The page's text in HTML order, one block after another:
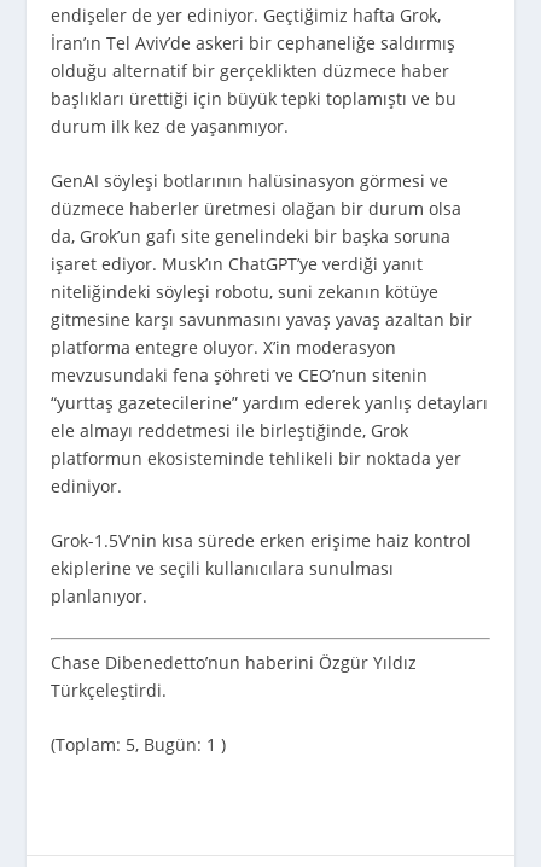
endişeler de yer ediniyor. Geçtiğimiz hafta Grok,
İran’ın Tel Aviv’de askeri bir cephaneliğe saldırmış
olduğu alternatif bir gerçeklikten düzmece haber
başlıkları ürettiği için büyük tepki toplamıştı ve bu
durum ilk kez de yaşanmıyor.
GenAI söyleşi botlarının halüsinasyon görmesi ve
düzmece haberler üretmesi olağan bir durum olsa
da, Grok’un gafı site genelindeki bir başka soruna
işaret ediyor. Musk’ın ChatGPT’ye verdiği yanıt
niteliğindeki söyleşi robotu, suni zekanın kötüye
gitmesine karşı savunmasını yavaş yavaş azaltan bir
platforma entegre oluyor. X’in moderasyon
mevzusundaki fena şöhreti ve CEO’nun sitenin
“yurttaş gazetecilerine” yardım ederek yanlış detayları
ele almayı reddetmesi ile birleştiğinde, Grok
platformun ekosisteminde tehlikeli bir noktada yer
ediniyor.
Grok-1.5V’nin kısa sürede erken erişime haiz kontrol
ekiplerine ve seçili kullanıcılara sunulması
planlanıyor.
Chase Dibenedetto’nun haberini Özgür Yıldız
Türkçeleştirdi.
(Toplam: 5, Bugün: 1 )